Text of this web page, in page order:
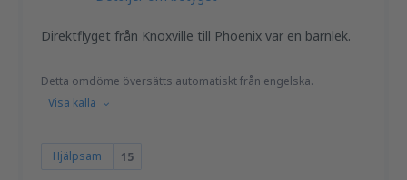
Direktflyget från Knoxville till Phoenix var en barnlek.
Detta omdöme översätts automatiskt från engelska.
Visa källa
Hjälpsam 15